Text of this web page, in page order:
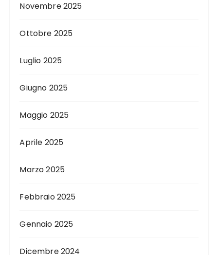
Novembre 2025
Ottobre 2025
Luglio 2025
Giugno 2025
Maggio 2025
Aprile 2025
Marzo 2025
Febbraio 2025
Gennaio 2025
Dicembre 2024